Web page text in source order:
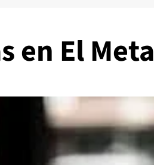
en El Meta